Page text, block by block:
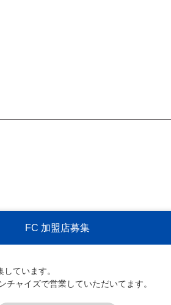
FC 加盟店募集
ています。
ャイズで営業していただいてます。